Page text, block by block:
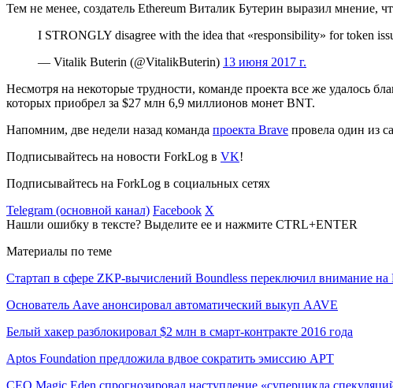
Тем не менее, создатель Ethereum Виталик Бутерин выразил мнение,
I STRONGLY disagree with the idea that «responsibility» for token
— Vitalik Buterin (@VitalikButerin) 13 июня 2017 г.
Несмотря на некоторые трудности, команде проекта все же удалось
которых приобрел за $27 млн 6,9 миллионов монет BNT.
Напомним, две недели назад команда проекта Brave провела один из
Подписывайтесь на новости ForkLog в VK!
Подписывайтесь на ForkLog в социальных сетях
Telegram (основной канал) Facebook X
Нашли ошибку в тексте? Выделите ее и нажмите CTRL+ENTER
Материалы по теме
Стартап в сфере ZKP-вычислений Boundless переключил внимание
Основатель Aave анонсировал автоматический выкуп AAVE
Белый хакер разблокировал $2 млн в смарт-контракте 2016 года
Aptos Foundation предложила вдвое сократить эмиссию APT
CEO Magic Eden спрогнозировал наступление «суперцикла